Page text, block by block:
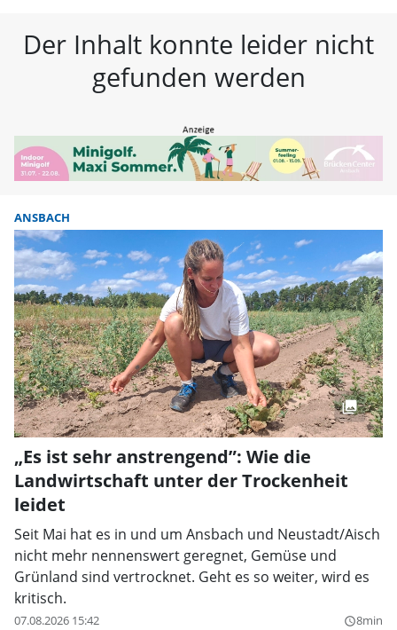
Der Inhalt konnte leider nicht
gefunden werden
ANSBACH
„Es ist sehr anstrengend”: Wie die
Landwirtschaft unter der Trockenheit
leidet
Seit Mai hat es in und um Ansbach und Neustadt/Aisch
nicht mehr nennenswert geregnet, Gemüse und
Grünland sind vertrocknet. Geht es so weiter, wird es
kritisch.
07.08.2026 15:42 query_builder8min